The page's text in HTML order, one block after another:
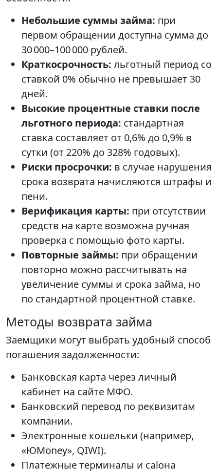
Небольшие суммы займа: при
первом обращении доступна сумма до
30 000–100 000 рублей.
Краткосрочность: льготный период со
ставкой 0% обычно не превышает 30
дней.
Высокие процентные ставки после
льготного периода: стандартная
ставка составляет от 0,6% до 0,9% в
сутки (от 220% до 328% годовых).
Риски просрочки: в случае нарушения
срока возврата начисляются штрафы и
пени.
Верификация карты: при отсутствии
средств на карте возможна ручная
проверка с помощью фото карты.
Повторные займы: при обращении
повторно можно рассчитывать на
увеличение суммы и срока займа, но
по стандартной процентной ставке.
Методы возврата займа
Заемщики могут выбрать удобный способ
погашения задолженности:
Банковская карта через личный
кабинет на сайте МФО.
Банковский перевод по реквизитам
компании.
Электронные кошельки (например,
«ЮMoney», QIWI).
Платежные терминалы и сaloна